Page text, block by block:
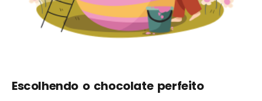
Escolhendo o chocolate perfeito